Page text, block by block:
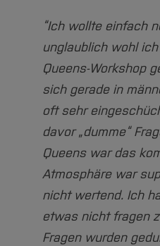
“Ich wollte einfach
unglaublich wohl
Queens-Workshop
sich gerade in
oft sehr
davor „dumme“
Queens war das
Atmosphäre war
nicht wertend. Ich
etwas nicht fragen
Fragen wurden